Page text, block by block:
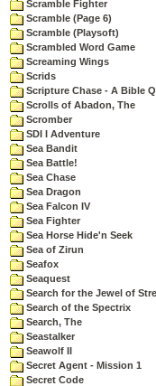
Scramble Fighter
Scramble (Page 6)
Scramble (Playsoft)
Scrambled Word Game
Screaming Wings
Scrids
Scripture Chase - A Bible
Scrolls of Abadon, The
Scromber
SDI I Adventure
Sea Bandit
Sea Battle!
Sea Chase
Sea Dragon
Sea Falcon IV
Sea Fighter
Sea Horse Hide'n Seek
Sea of Zirun
Seafox
Seaquest
Search for the Jewel of
Search of the Spectrix
Search, The
Seastalker
Seawolf II
Secret Agent - Mission 1
Secret Code